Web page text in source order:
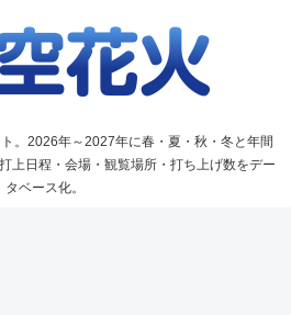
。2026年～2027年に春・夏・秋・冬と年間
上日程・会場・観覧場所・打ち上げ数をデー
タベース化。